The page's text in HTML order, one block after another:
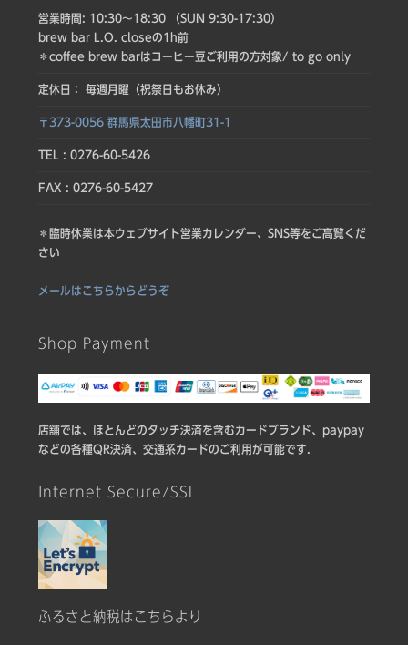
営業時間: 10:30〜18:30 （SUN 9:30-17:30）
brew bar L.O. closeの1h前
＊coffee brew barはコーヒー豆ご利用の方対象/ to go only
定休日： 毎週月曜（祝祭日もお休み）
〒373-0056 群馬県太田市八幡町31-1
TEL : 0276-60-5426
FAX : 0276-60-5427
＊臨時休業は本ウェブサイト営業カレンダー、SNS等をご高覧くだ
さい
メールはこちらからどうぞ
Shop Payment
店舗では、ほとんどのタッチ決済を含むカードブランド、paypay
などの各種QR決済、交通系カードのご利用が可能です.
Internet Secure/SSL
ふるさと納税はこちらより